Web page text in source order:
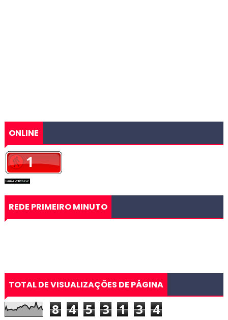
ONLINE
REDE PRIMEIRO MINUTO
TOTAL DE VISUALIZAÇÕES DE PÁGINA
8 4 5 3 1 3 4